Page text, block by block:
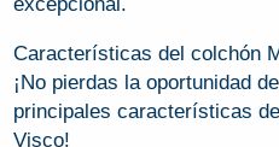
Características del colchón
¡No pierdas la oportunidad
principales características
Visco!